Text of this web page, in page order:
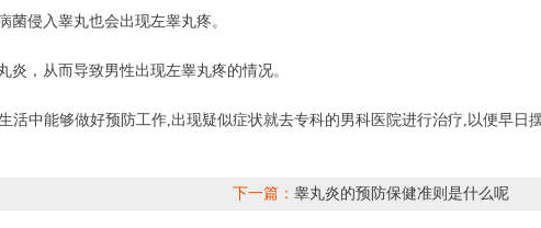
侵入睾丸也会出现左睾丸疼。
，从而导致男性出现左睾丸疼的情况。
中能够做好预防工作,出现疑似症状就去专科的男科医院进行治疗,以便早日
下一篇： 睾丸炎的预防保健准则是什么呢